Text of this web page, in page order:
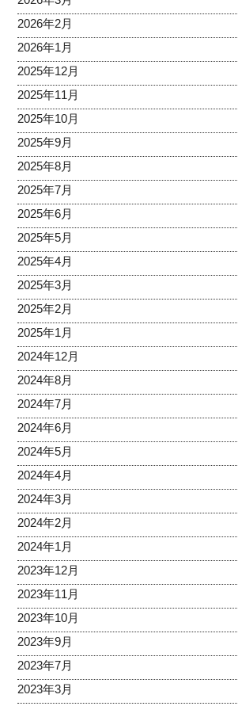
2026年2月
2026年1月
2025年12月
2025年11月
2025年10月
2025年9月
2025年8月
2025年7月
2025年6月
2025年5月
2025年4月
2025年3月
2025年2月
2025年1月
2024年12月
2024年8月
2024年7月
2024年6月
2024年5月
2024年4月
2024年3月
2024年2月
2024年1月
2023年12月
2023年11月
2023年10月
2023年9月
2023年7月
2023年3月